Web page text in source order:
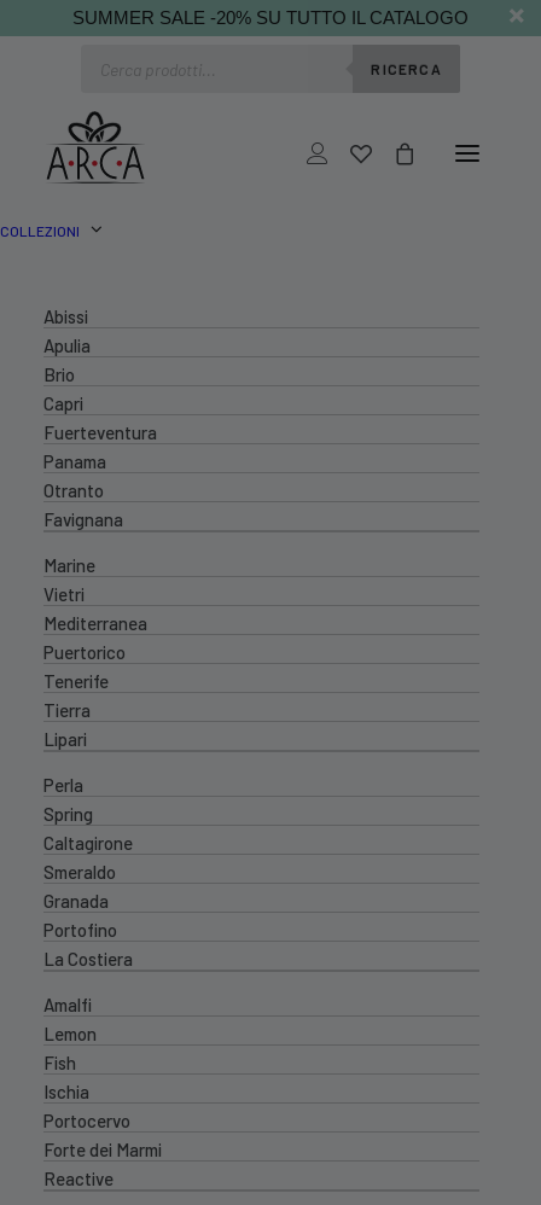
SUMMER SALE -20% SU TUTTO IL CATALOGO
RICERCA
COLLEZIONI
Abissi
Apulia
Brio
Capri
Fuerteventura
Panama
Otranto
Favignana
Marine
Vietri
Mediterranea
Puertorico
Tenerife
Tierra
Lipari
Perla
Spring
Caltagirone
Smeraldo
Granada
Portofino
La Costiera
Amalfi
Lemon
Fish
Ischia
Portocervo
Forte dei Marmi
Reactive